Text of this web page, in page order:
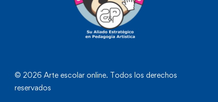
© 2026 Arte escolar online. Todos los derechos
reservados